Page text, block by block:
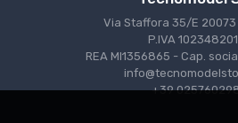
Via Staffora 35/E 20073
P.IVA
REA MI1356865 - Cap.
+39